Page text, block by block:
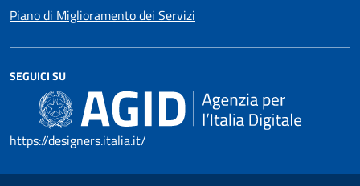
Piano di Miglioramento dei Servizi
SEGUICI SU
https://designers.italia.it/